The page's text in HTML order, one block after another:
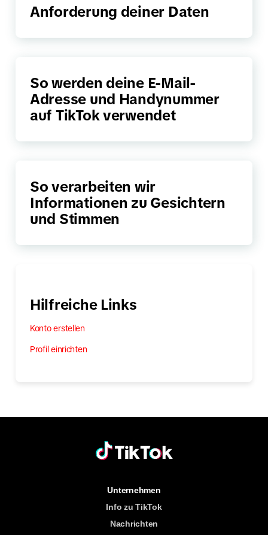
Anforderung deiner Daten
So werden deine E-Mail-
Adresse und Handynummer
auf TikTok verwendet
So verarbeiten wir
Informationen zu Gesichtern
und Stimmen
Hilfreiche Links
Konto erstellen
Profil einrichten
Unternehmen
Info zu TikTok
Nachrichten